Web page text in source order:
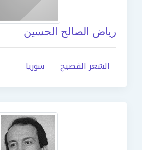
رياض الصالح الحسين
الشعر الفصيح سوريا